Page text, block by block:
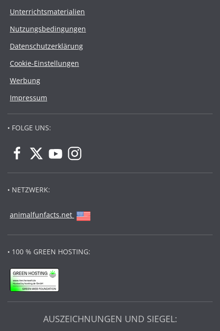
Unterrichtsmaterialien
Nutzungsbedingungen
Datenschutzerklärung
Cookie-Einstellungen
Werbung
Impressum
• FOLGE UNS:
• NETZWERK:
animalfunfacts.net
• 100 % GREEN HOSTING:
AUSZEICHNUNGEN UND SIEGEL: